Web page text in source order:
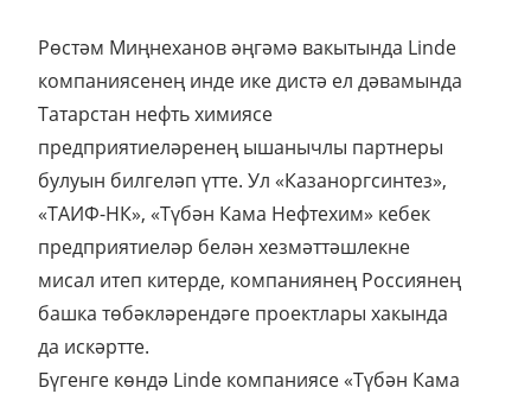
Рөстәм Миңнеханов әңгәмә вакытында Linde
компаниясенең инде ике дистә ел дәвамында
Татарстан нефть химиясе
предприятиеләренең ышанычлы партнеры
булуын билгеләп үтте. Ул «Казаноргсинтез»,
«ТАИФ-НК», «Түбән Кама Нефтехим» кебек
предприятиеләр белән хезмәттәшлекне
мисал итеп китерде, компаниянең Россиянең
башка төбәкләрендәге проектлары хакында
да искәртте.
Бүгенге көндә Linde компаниясе «Түбән Кама